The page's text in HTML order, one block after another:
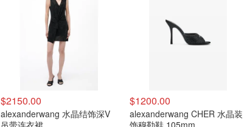
$2150.00
alexanderwang 水晶结饰深V
吊带连衣裙
$1200.00
alexanderwang CHER 水晶装
饰穆勒鞋 105mm